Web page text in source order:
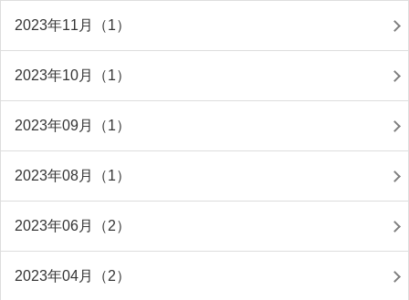
2023年11月（1）
2023年10月（1）
2023年09月（1）
2023年08月（1）
2023年06月（2）
2023年04月（2）